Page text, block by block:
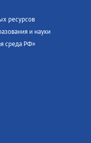
ресурсов
и науки
среда РФ»